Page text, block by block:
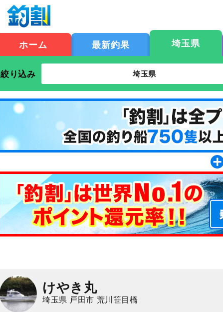
ホーム 最新釣果 埼玉県
絞り込み 埼玉県
けやき丸
埼玉県 戸田市 荒川笹目橋